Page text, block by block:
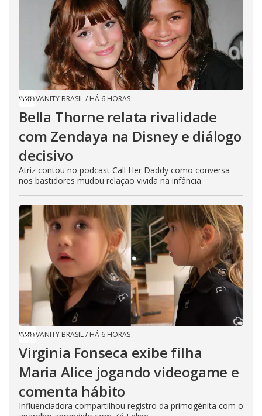
VANITY BRASIL/ HÁ 6 HORAS
Bella Thorne relata rivalidade
com Zendaya na Disney e diálogo
decisivo
Atriz contou no podcast Call Her Daddy como conversa
nos bastidores mudou relação vivida na infância
VANITY BRASIL/ HÁ 6 HORAS
Virginia Fonseca exibe filha
Maria Alice jogando videogame e
comenta hábito
Influenciadora compartilhou registro da primogênita com o